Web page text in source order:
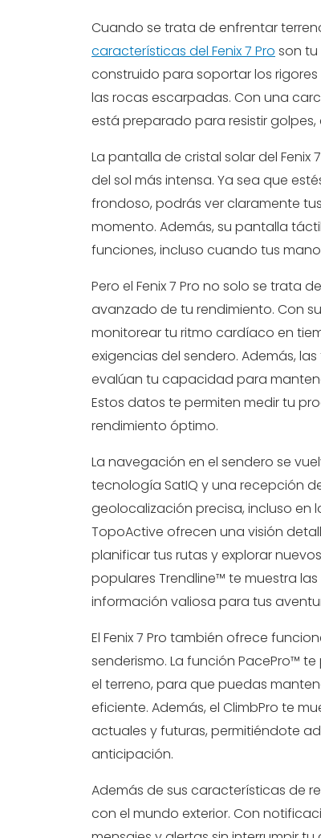
Cuando se trata de enfrentar
características del Fenix 7 Pro son tu
construido para soportar los
las rocas escarpadas. Con una
está preparado para resistir
La pantalla de cristal solar del
del sol más intensa. Ya sea que
frondoso, podrás ver claramente
momento. Además, su pantalla
funciones, incluso cuando tus
Pero el Fenix 7 Pro no solo se trata
avanzado de tu rendimiento. Con
monitorear tu ritmo cardíaco en
exigencias del sendero. Además,
evalúan tu capacidad para
Estos datos te permiten medir tu
rendimiento óptimo.
La navegación en el sendero se
tecnología SatIQ y una recepción
geolocalización precisa, incluso en
TopoActive ofrecen una visión
planificar tus rutas y explorar
populares Trendline™ te muestra
información valiosa para tus
El Fenix 7 Pro también ofrece
senderismo. La función PacePro™
el terreno, para que puedas
eficiente. Además, el ClimbPro te
actuales y futuras, permitiéndote
anticipación.
Además de sus características de
con el mundo exterior. Con